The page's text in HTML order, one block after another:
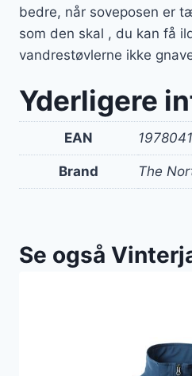
bedre, når soveposen er
som den skal , du kan få
vandrestøvlerne ikke
Yderligere
EAN
Brand The
Se også